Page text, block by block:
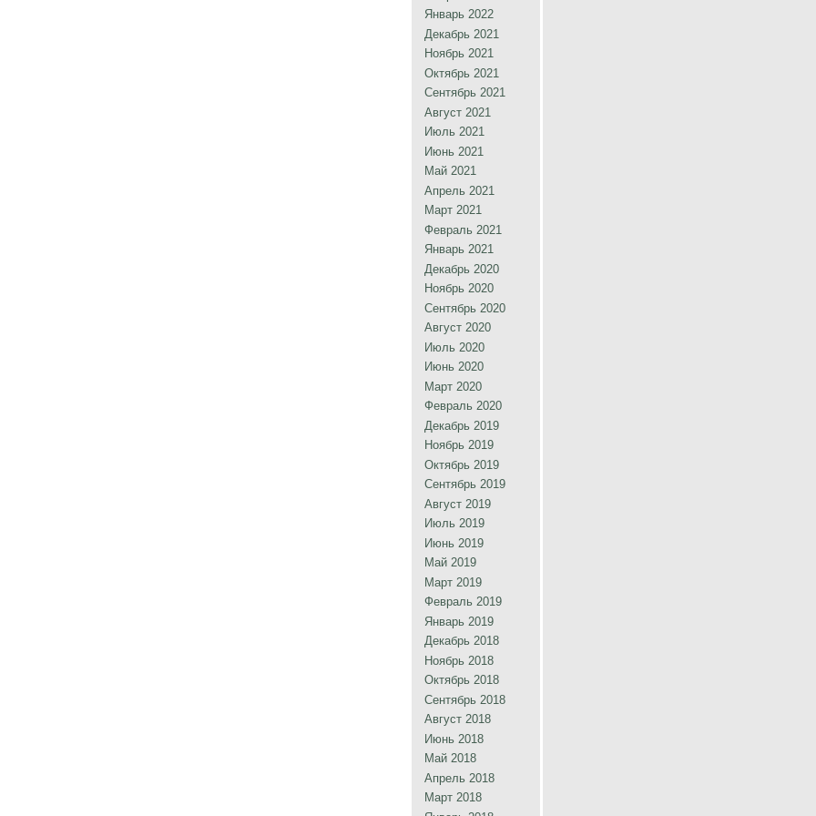
Январь 2022
Декабрь 2021
Ноябрь 2021
Октябрь 2021
Сентябрь 2021
Август 2021
Июль 2021
Июнь 2021
Май 2021
Апрель 2021
Март 2021
Февраль 2021
Январь 2021
Декабрь 2020
Ноябрь 2020
Сентябрь 2020
Август 2020
Июль 2020
Июнь 2020
Март 2020
Февраль 2020
Декабрь 2019
Ноябрь 2019
Октябрь 2019
Сентябрь 2019
Август 2019
Июль 2019
Июнь 2019
Май 2019
Март 2019
Февраль 2019
Январь 2019
Декабрь 2018
Ноябрь 2018
Октябрь 2018
Сентябрь 2018
Август 2018
Июнь 2018
Май 2018
Апрель 2018
Март 2018